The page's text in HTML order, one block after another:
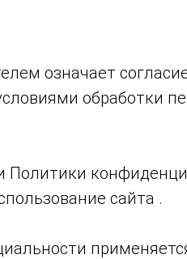
означает
обработки
Политики
сайта .